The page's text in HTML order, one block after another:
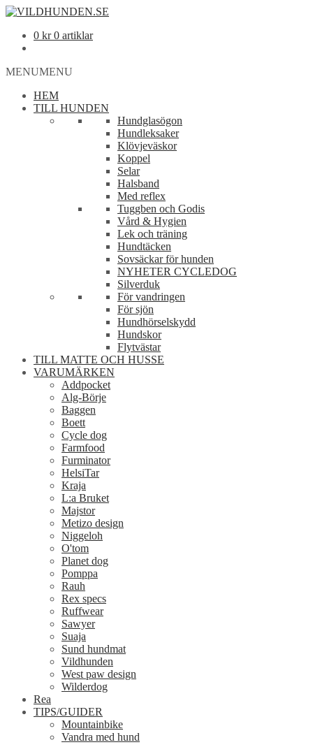
0 kr 0 artiklar
MENUMENU
HEM
TILL HUNDEN
Hundglasögon
Hundleksaker
Klövjeväskor
Koppel
Selar
Halsband
Med reflex
Tuggben och Godis
Vård & Hygien
Lek och träning
Hundtäcken
Sovsäckar för hunden
NYHETER CYCLEDOG
Silverduk
För vandringen
För sjön
Hundhörselskydd
Hundskor
Flytvästar
TILL MATTE OCH HUSSE
VARUMÄRKEN
Addpocket
Alg-Börje
Baggen
Boett
Cycle dog
Farmfood
Furminator
HelsiTar
Kraja
L:a Bruket
Majstor
Metizo design
Niggeloh
O'tom
Planet dog
Pomppa
Rauh
Rex specs
Ruffwear
Sawyer
Suaja
Sund hundmat
Vildhunden
West paw design
Wilderdog
Rea
TIPS/GUIDER
Mountainbike
Vandra med hund